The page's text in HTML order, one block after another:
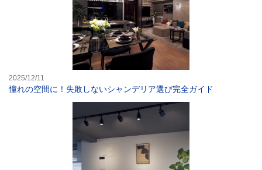
2025/12/11
憧れの空間に！失敗しないシャンデリア選び完全ガイド